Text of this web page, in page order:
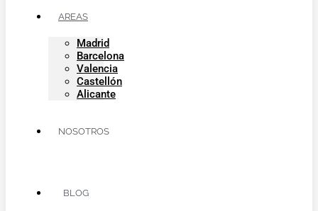
AREAS
Madrid
Barcelona
Valencia
Castellón
Alicante
NOSOTROS
BLOG